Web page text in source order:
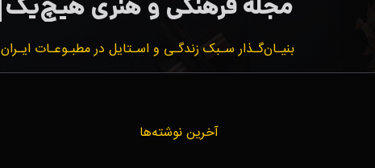
بنیـان‌گـذار سـبک زندگـی و اسـتایل در مطبـوعـات ایـران
آخرین نوشته‌ها